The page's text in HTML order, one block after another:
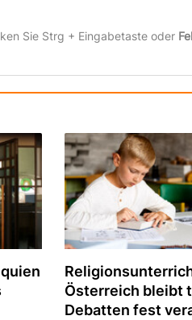
Sie Strg + Eingabetaste oder
Österreich bleibt
Debatten fest